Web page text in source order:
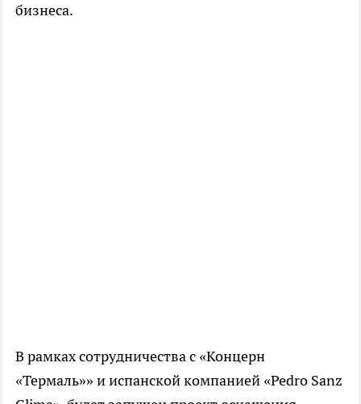
бизнеса.
В рамках сотрудничества с «Концерн
«Термаль»» и испанской компанией «Pedro Sanz